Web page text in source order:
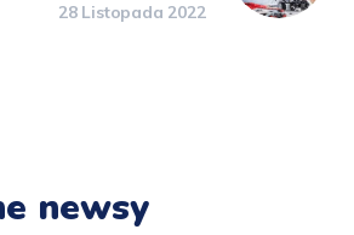
28 Listopada 2022
newsy